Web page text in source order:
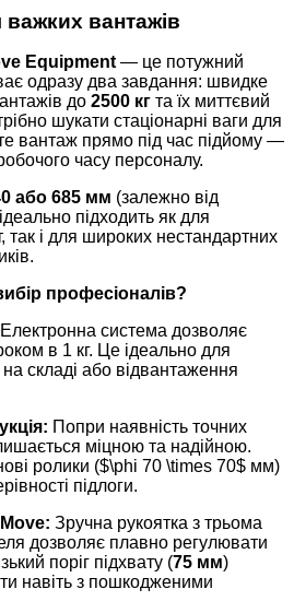
вантажів
Equipment — це потужний
одразу два завдання: швидке
до 2500 кг та їх миттєвий
шукати стаціонарні ваги для
вантаж прямо під час підйому —
часу персоналу.
або 685 мм (залежно від
підходить як для
так і для широких нестандартних
професіоналів?
Електронна система дозволяє
в 1 кг. Це ідеально для
складі або відвантаження
Попри наявність точних
міцною та надійною.
ролики ($\phi 70 \times 70$ мм)
підлоги.
Зручна рукоятка з трьома
дозволяє плавно регулювати
поріг підхвату (75 мм)
навіть з пошкодженими